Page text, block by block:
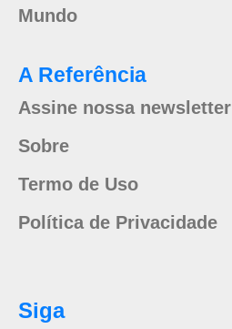
Mundo
A Referência
Assine nossa newsletter
Sobre
Termo de Uso
Política de Privacidade
Siga